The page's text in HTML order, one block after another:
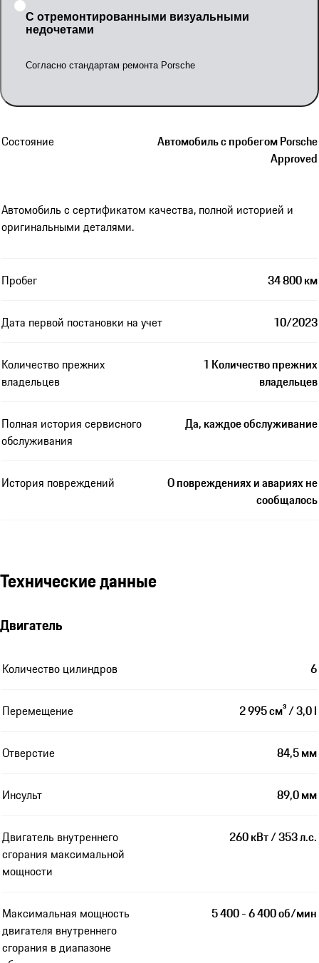
С отремонтированными визуальными
недочетами
Согласно стандартам ремонта Porsche
Состояние
Автомобиль с пробегом Porsche
Approved
Автомобиль с сертификатом качества, полной историей и
оригинальными деталями.
Пробег 34 800 км
Дата первой постановки на учет 10/2023
Количество прежних
владельцев
1 Количество прежних
владельцев
Полная история сервисного
обслуживания
Да, каждое обслуживание
История повреждений
О повреждениях и авариях не
сообщалось
Технические данные
Двигатель
Количество цилиндров 6
Перемещение 2 995 см³ / 3,0 l
Отверстие 84,5 мм
Инсульт 89,0 мм
Двигатель внутреннего
сгорания максимальной
мощности
260 кВт / 353 л.с.
Максимальная мощность
двигателя внутреннего
сгорания в диапазоне
5 400 - 6 400 об/мин